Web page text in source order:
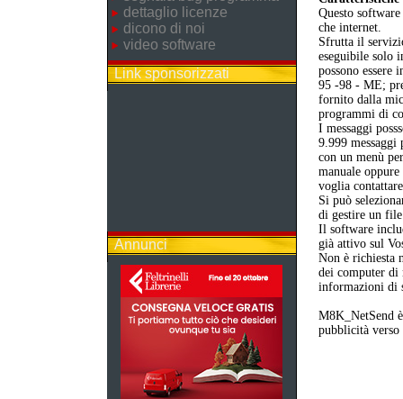
dettaglio licenze
dicono di noi
video software
Link sponsorizzati
Annunci
Questo
che internet.
Sfrutta il
eseguibile solo
possono essere
95 -98 - ME;
fornito dalla
programmi di
I messaggi
9.999 messaggi
con un menù
manuale
voglia
Si può
di gestire un
Il software
già attivo sul
Non è richiesta
dei computer di
informazioni di
M8K_NetSend
pubblicità verso